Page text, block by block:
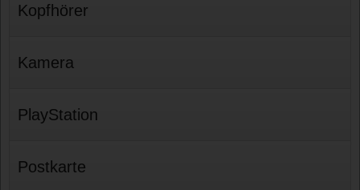
Kopfhörer
Kamera
PlayStation
Postkarte